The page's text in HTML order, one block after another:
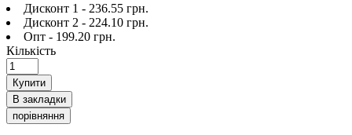
Дисконт 1 - 236.55 грн.
Дисконт 2 - 224.10 грн.
Опт - 199.20 грн.
Кількість
Купити
В закладки
порівняння